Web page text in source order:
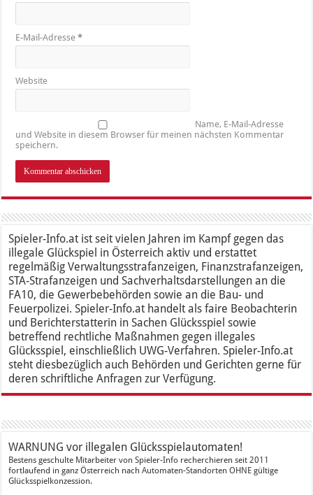
E-Mail-Adresse*
Website
Name, E-Mail-Adresse
und Website in diesem Browser für meinen nächsten Kommentar
speichern.
Spieler-Info.at ist seit vielen Jahren im Kampf gegen das
illegale Glückspiel in Österreich aktiv und erstattet
regelmäßig Verwaltungsstrafanzeigen, Finanzstrafanzeigen,
STA-Strafanzeigen und Sachverhaltsdarstellungen an die
FA10, die Gewerbebehörden sowie an die Bau- und
Feuerpolizei. Spieler-Info.at handelt als faire Beobachterin
und Berichterstatterin in Sachen Glücksspiel sowie
betreffend rechtliche Maßnahmen gegen illegales
Glücksspiel, einschließlich UWG-Verfahren. Spieler-Info.at
steht diesbezüglich auch Behörden und Gerichten gerne für
deren schriftliche Anfragen zur Verfügung.
WARNUNG vor illegalen Glücksspielautomaten!
Bestens geschulte Mitarbeiter von Spieler-Info recherchieren seit 2011
fortlaufend in ganz Österreich nach Automaten-Standorten OHNE gültige
Glücksspielkonzession.